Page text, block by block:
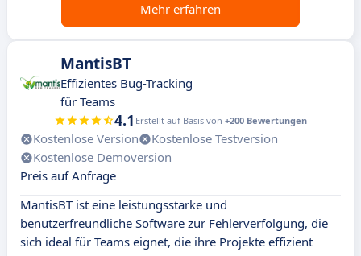
Mehr erfahren
MantisBT
Effizientes Bug-Tracking
für Teams
4.1 Erstellt auf Basis von +200 Bewertungen
Kostenlose Version
Kostenlose Testversion
Kostenlose Demoversion
Preis auf Anfrage
MantisBT ist eine leistungsstarke und
benutzerfreundliche Software zur Fehlerverfolgung, die
sich ideal für Teams eignet, die ihre Projekte effizient